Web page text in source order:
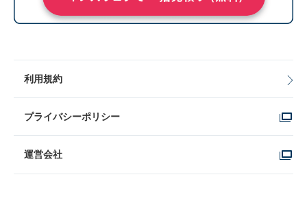
利用規約
プライバシーポリシー
運営会社